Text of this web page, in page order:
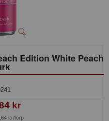
Edition White Peach
kr
kr/förp